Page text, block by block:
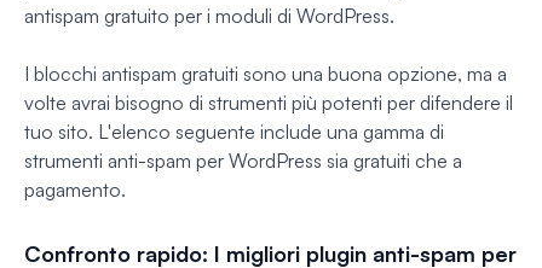
antispam gratuito per i moduli di WordPress.
I blocchi antispam gratuiti sono una buona opzione, ma a
volte avrai bisogno di strumenti più potenti per difendere il
tuo sito. L'elenco seguente include una gamma di
strumenti anti-spam per WordPress sia gratuiti che a
pagamento.
Confronto rapido: I migliori plugin anti-spam per